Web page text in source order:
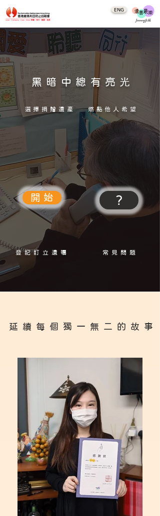
ENG
黑暗中總有亮光
選擇捐贈遺產 燃點他人希望
開 始
登記訂立遺囑
?
常見問題
延續每個獨一無二的故事